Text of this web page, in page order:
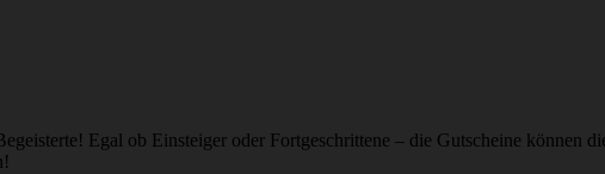
Egal ob Einsteiger oder Fortgeschrittene – die Gutscheine können